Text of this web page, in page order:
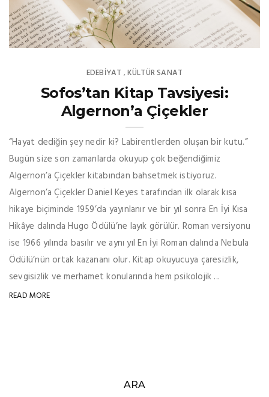
EDEBIYAT ,KÜLTÜR SANAT
Sofos’tan Kitap Tavsiyesi:
Algernon’a Çiçekler
“Hayat dediğin şey nedir ki? Labirentlerden oluşan bir kutu.”
Bugün size son zamanlarda okuyup çok beğendiğimiz
Algernon’a Çiçekler kitabından bahsetmek istiyoruz.
Algernon’a Çiçekler Daniel Keyes tarafından ilk olarak kısa
hikaye biçiminde 1959’da yayınlanır ve bir yıl sonra En İyi Kısa
Hikâye dalında Hugo Ödülü’ne layık görülür. Roman versiyonu
ise 1966 yılında basılır ve aynı yıl En İyi Roman dalında Nebula
Ödülü’nün ortak kazananı olur. Kitap okuyucuya çaresizlik,
sevgisizlik ve merhamet konularında hem psikolojik ...
READ MORE
ARA